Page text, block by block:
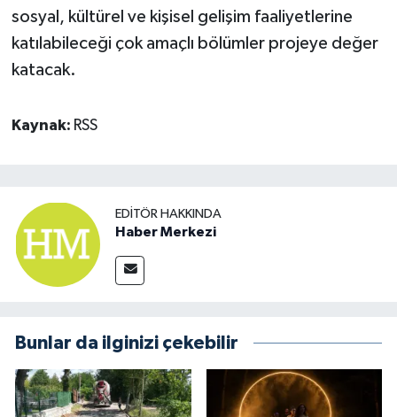
sosyal, kültürel ve kişisel gelişim faaliyetlerine
katılabileceği çok amaçlı bölümler projeye değer
katacak.
Kaynak: RSS
EDITÖR HAKKINDA
Haber Merkezi
Bunlar da ilginizi çekebilir